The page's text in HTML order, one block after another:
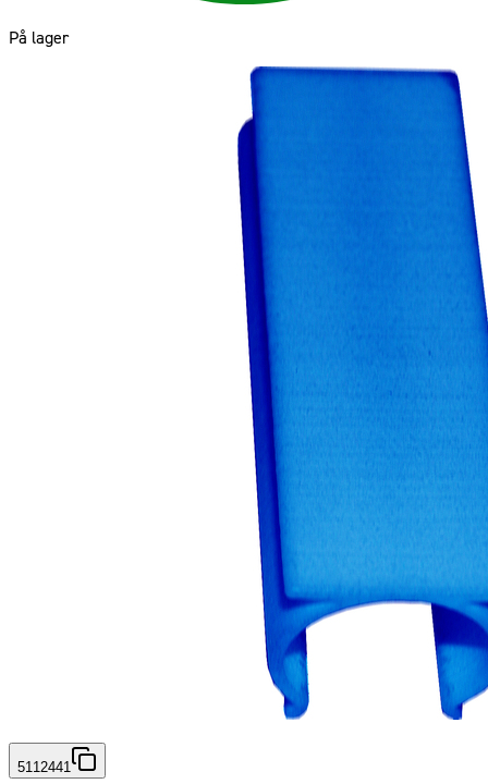
På lager
5112441